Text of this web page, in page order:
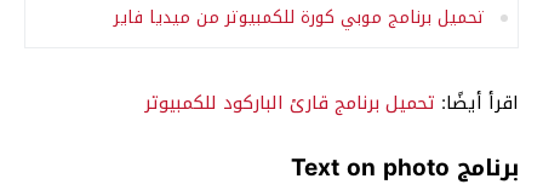
تحميل برنامج موبي كورة للكمبيوتر من ميديا فاير
اقرأ أيضًا: تحميل برنامج قارئ الباركود للكمبيوتر
برنامج Text on photo